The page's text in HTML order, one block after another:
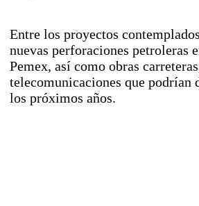
Entre los proyectos
nuevas perforaciones petroleras
Pemex, así como obras
telecomunicaciones que podrían
los próximos años.